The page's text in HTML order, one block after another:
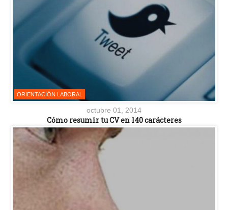
ORIENTACIÓN LABORAL
octubre 01, 2014
Cómo resumir tu CV en 140 carácteres